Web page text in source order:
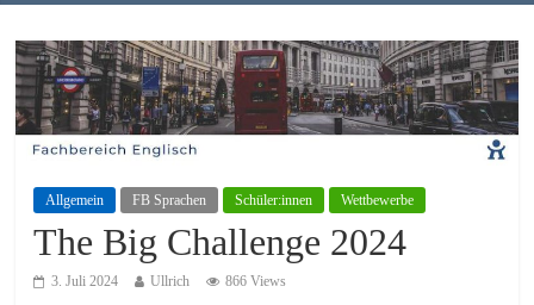
Allgemein FB Sprachen Schüler:innen Wettbewerbe
The Big Challenge 2024
3. Juli 2024 Ullrich 866 Views